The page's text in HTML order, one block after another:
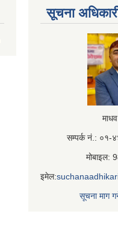
सूचना
सम्पर्क नं.: ०१-
मोबाइल:
इमेल:
सूचना माग